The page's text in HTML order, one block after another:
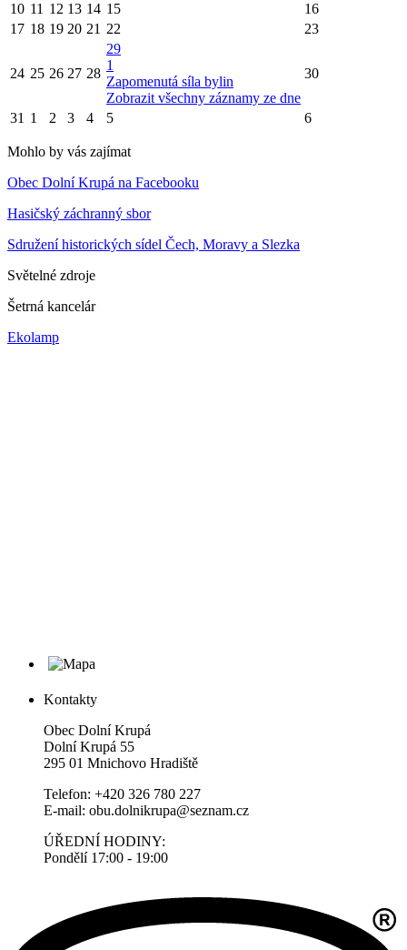
10 11 12 13 14 15
16
17 18 19 20 21 22 23
24 25 26 27 28
29
1
Zapomenutá síla bylin
Zobrazit všechny záznamy ze dne
30
31 1 2 3 4 5 6
Mohlo by vás zajímat
Obec Dolní Krupá na Facebooku
Hasičský záchranný sbor
Sdružení historických sídel Čech, Moravy a Slezka
Světelné zdroje
Šetrná kancelár
Ekolamp
Kontakty
Obec Dolní Krupá
Dolní Krupá 55
295 01 Mnichovo Hradiště
Telefon: +420 326 780 227
E-mail: obu.dolnikrupa@seznam.cz
ÚŘEDNÍ HODINY:
Pondělí 17:00 - 19:00